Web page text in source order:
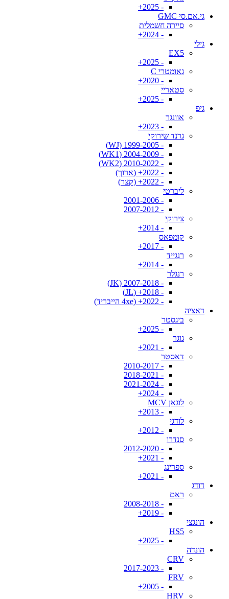
- 2025+
גי.אם.סי GMC
סיירה חשמלית
- 2024+
גילי
EX5
- 2025+
גאומטרי C
- 2020+
סטאריי
- 2025+
גיפ
אוונגר
- 2023+
גרנד שירוקי
- 1999-2005 (WJ)
- 2004-2009 (WK1)
- 2010-2022 (WK2)
- 2022+ (ארוך)
- 2022+ (קצר)
ליברטי
- 2001-2006
- 2007-2012
צירוקי
- 2014+
קומפאס
- 2017+
רנגייד
- 2014+
רנגלר
- 2007-2018 (JK)
- 2018+ (JL)
- 2022+ (4xe הייבריד)
דאציה
ביגסטר
- 2025+
גוגר
- 2021+
דאסטר
- 2010-2017
- 2018-2021
- 2021-2024
- 2024+
לוגאן MCV
- 2013+
לודגי
- 2012+
סנדרו
- 2012-2020
- 2021+
ספרינג
- 2021+
דודג
ראם
- 2008-2018
- 2019+
הונגצי
HS5
- 2025+
הונדה
CRV
- 2017-2023
FRV
- 2005+
HRV